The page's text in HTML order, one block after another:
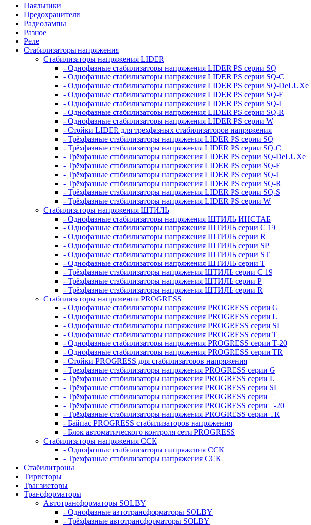
Паяльники
Предохранители
Радиолампы
Разное
Реле
Стабилизаторы напряжения
Стабилизаторы напряжения LIDER
- Однофазные стабилизаторы напряжения LIDER PS серии SQ
- Однофазные стабилизаторы напряжения LIDER PS серии SQ-C
- Однофазные стабилизаторы напряжения LIDER PS серии SQ-DeLUXe
- Однофазные стабилизаторы напряжения LIDER PS серии SQ-E
- Однофазные стабилизаторы напряжения LIDER PS серии SQ-I
- Однофазные стабилизаторы напряжения LIDER PS серии SQ-R
- Однофазные стабилизаторы напряжения LIDER PS серии W
- Стойки LIDER для трехфазных стабилизаторов напряжения
- Трёхфазные стабилизаторы напряжения LIDER PS серии SQ
- Трёхфазные стабилизаторы напряжения LIDER PS серии SQ-C
- Трёхфазные стабилизаторы напряжения LIDER PS серии SQ-DeLUXe
- Трёхфазные стабилизаторы напряжения LIDER PS серии SQ-E
- Трёхфазные стабилизаторы напряжения LIDER PS серии SQ-I
- Трёхфазные стабилизаторы напряжения LIDER PS серии SQ-R
- Трёхфазные стабилизаторы напряжения LIDER PS серии SQ-S
- Трёхфазные стабилизаторы напряжения LIDER PS серии W
Стабилизаторы напряжения ШТИЛЬ
- Однофазные стабилизаторы напряжения ШТИЛЬ ИНСТАБ
- Однофазные стабилизаторы напряжения ШТИЛЬ серии C 19
- Однофазные стабилизаторы напряжения ШТИЛЬ серии R
- Однофазные стабилизаторы напряжения ШТИЛЬ серии SP
- Однофазные стабилизаторы напряжения ШТИЛЬ серии ST
- Однофазные стабилизаторы напряжения ШТИЛЬ серии T
- Трёхфазные стабилизаторы напряжения ШТИЛЬ серии C 19
- Трёхфазные стабилизаторы напряжения ШТИЛЬ серии P
- Трёхфазные стабилизаторы напряжения ШТИЛЬ серии R
Стабилизаторы напряжения PROGRESS
- Однофазные стабилизаторы напряжения PROGRESS серии G
- Однофазные стабилизаторы напряжения PROGRESS серии L
- Однофазные стабилизаторы напряжения PROGRESS серии SL
- Однофазные стабилизаторы напряжения PROGRESS серии T
- Однофазные стабилизаторы напряжения PROGRESS серии T-20
- Однофазные стабилизаторы напряжения PROGRESS серии TR
- Стойки PROGRESS для стабилизаторов напряжения
- Трехфазные стабилизаторы напряжения PROGRESS серии G
- Трёхфазные стабилизаторы напряжения PROGRESS серии L
- Трёхфазные стабилизаторы напряжения PROGRESS серии SL
- Трёхфазные стабилизаторы напряжения PROGRESS серии T
- Трёхфазные стабилизаторы напряжения PROGRESS серии T-20
- Трёхфазные стабилизаторы напряжения PROGRESS серии TR
- Байпас PROGRESS стабилизаторов напряжения
- Блок автоматического контроля сети PROGRESS
Стабилизаторы напряжения ССК
- Однофазные стабилизаторы напряжения ССК
- Трехфазные стабилизаторы напряжения ССК
Стабилитроны
Тиристоры
Транзисторы
Трансформаторы
Автотрансформаторы SOLBY
- Однофазные автотрансформаторы SOLBY
- Трёхфазные автотрансформаторы SOLBY